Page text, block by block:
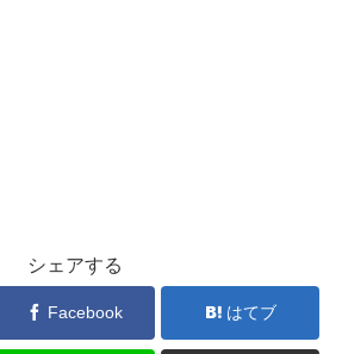
シェアする
Facebook はてブ